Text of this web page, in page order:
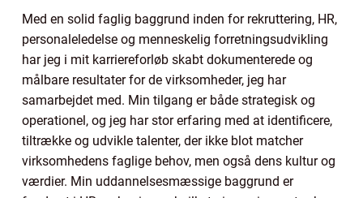
Med en solid faglig baggrund inden for rekruttering, HR,
personaleledelse og menneskelig forretningsudvikling
har jeg i mit karriereforløb skabt dokumenterede og
målbare resultater for de virksomheder, jeg har
samarbejdet med. Min tilgang er både strategisk og
operationel, og jeg har stor erfaring med at identificere,
tiltrække og udvikle talenter, der ikke blot matcher
virksomhedens faglige behov, men også dens kultur og
værdier. Min uddannelsesmæssige baggrund er